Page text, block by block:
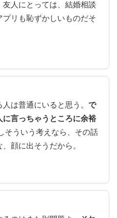
人にとっては、結婚相談
リも恥ずかしいものだそ
は普通にいると思う。 で
に言っちゃうところに余裕
そういう考えなら、その話
顔に出そうだから。